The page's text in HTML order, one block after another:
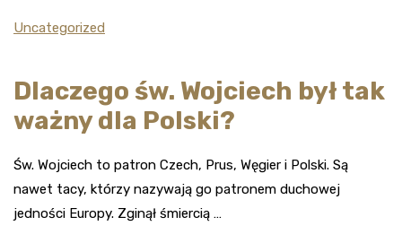
Uncategorized
Dlaczego św. Wojciech był tak
ważny dla Polski?
Św. Wojciech to patron Czech, Prus, Węgier i Polski. Są
nawet tacy, którzy nazywają go patronem duchowej
jedności Europy. Zginął śmiercią …